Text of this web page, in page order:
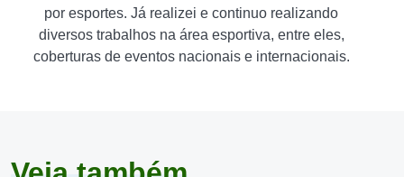
por esportes. Já realizei e continuo realizando
diversos trabalhos na área esportiva, entre eles,
coberturas de eventos nacionais e internacionais.